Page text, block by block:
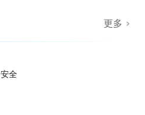
更多
全